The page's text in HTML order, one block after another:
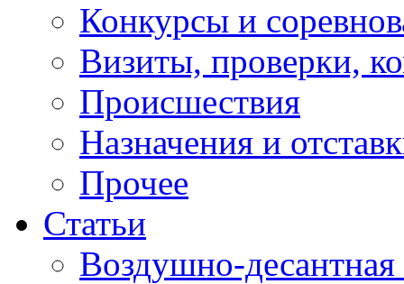
Конкурсы и
Визиты, проверки,
Происшествия
Назначения и
Прочее
Статьи
Воздушно-десантная